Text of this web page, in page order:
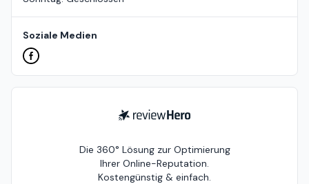
Soziale Medien
ReviewHero
Die 360° Lösung zur Optimierung
Ihrer Online-Reputation.
Kostengünstig & einfach.